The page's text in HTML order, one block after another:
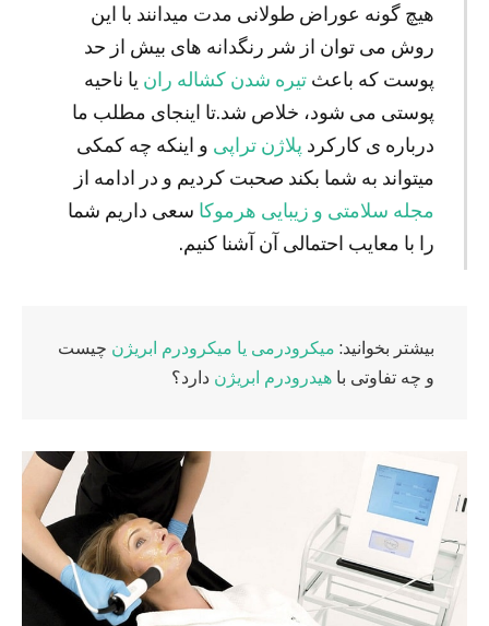
هیچ گونه عوراض طولانی مدت میدانند با این
روش می توان از شر رنگدانه های بیش از حد
پوست که باعث تیره شدن کشاله ران یا ناحیه
پوستی می شود، خلاص شد.تا اینجای مطلب ما
درباره ی کارکرد پلاژن تراپی و اینکه چه کمکی
میتواند به شما بکند صحبت کردیم و در ادامه از
مجله سلامتی و زیبایی هرموکا سعی داریم شما
را با معایب احتمالی آن آشنا کنیم.
بیشتر بخوانید: میکرودرمی یا میکرودرم ابریژن چیست
و چه تفاوتی با هیدرودرم ابریژن دارد؟